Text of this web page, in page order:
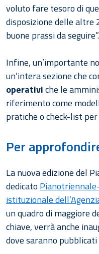
voluto fare tesoro di
disposizione delle altre
buone prassi da seguire”.
Infine, un’importante
un’intera sezione che
operativiche le
riferimento come
pratiche o check-list
Per
La nuova edizione del
dedicato
istituzionale
un quadro di maggiore
chiave, verrà anche
dove saranno